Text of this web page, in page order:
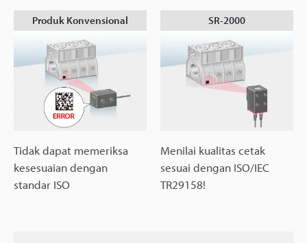
Produk Konvensional
Tidak dapat memeriksa
kesesuaian dengan
standar ISO
SR-2000
Menilai kualitas cetak
sesuai dengan ISO/IEC
TR29158!